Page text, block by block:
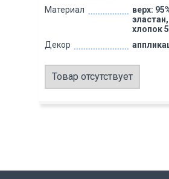
Материал
верх:
хлопок
Декор
Товар отсутствует